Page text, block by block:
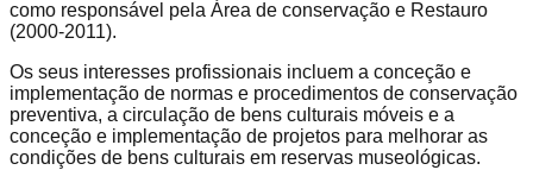
como responsável pela Área de conservação e Restauro
(2000-2011).
Os seus interesses profissionais incluem a conceção e
implementação de normas e procedimentos de conservação
preventiva, a circulação de bens culturais móveis e a
conceção e implementação de projetos para melhorar as
condições de bens culturais em reservas museológicas.